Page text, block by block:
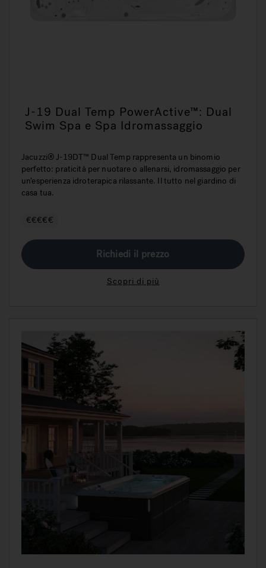
J-19 Dual Temp PowerActive™: Dual
Swim Spa e Spa Idromassaggio
Jacuzzi® J-19DT™ Dual Temp rappresenta un binomio
perfetto: praticità per nuotare o allenarsi, idromassaggio per
un’esperienza idroterapica rilassante. Il tutto nel giardino di
casa tua.
€€€€€
Richiedi il prezzo
Scopri di più